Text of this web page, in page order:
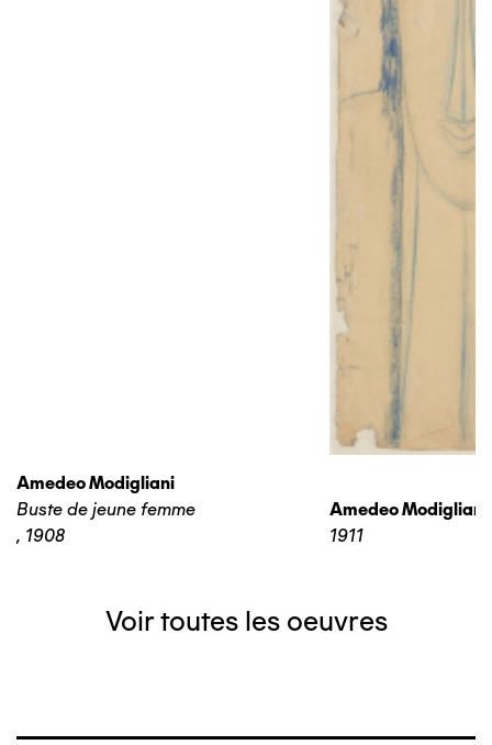
Amedeo Modigliani
Buste de jeune femme
, 1908
Amedeo Modigliani
1911
Voir toutes les oeuvres